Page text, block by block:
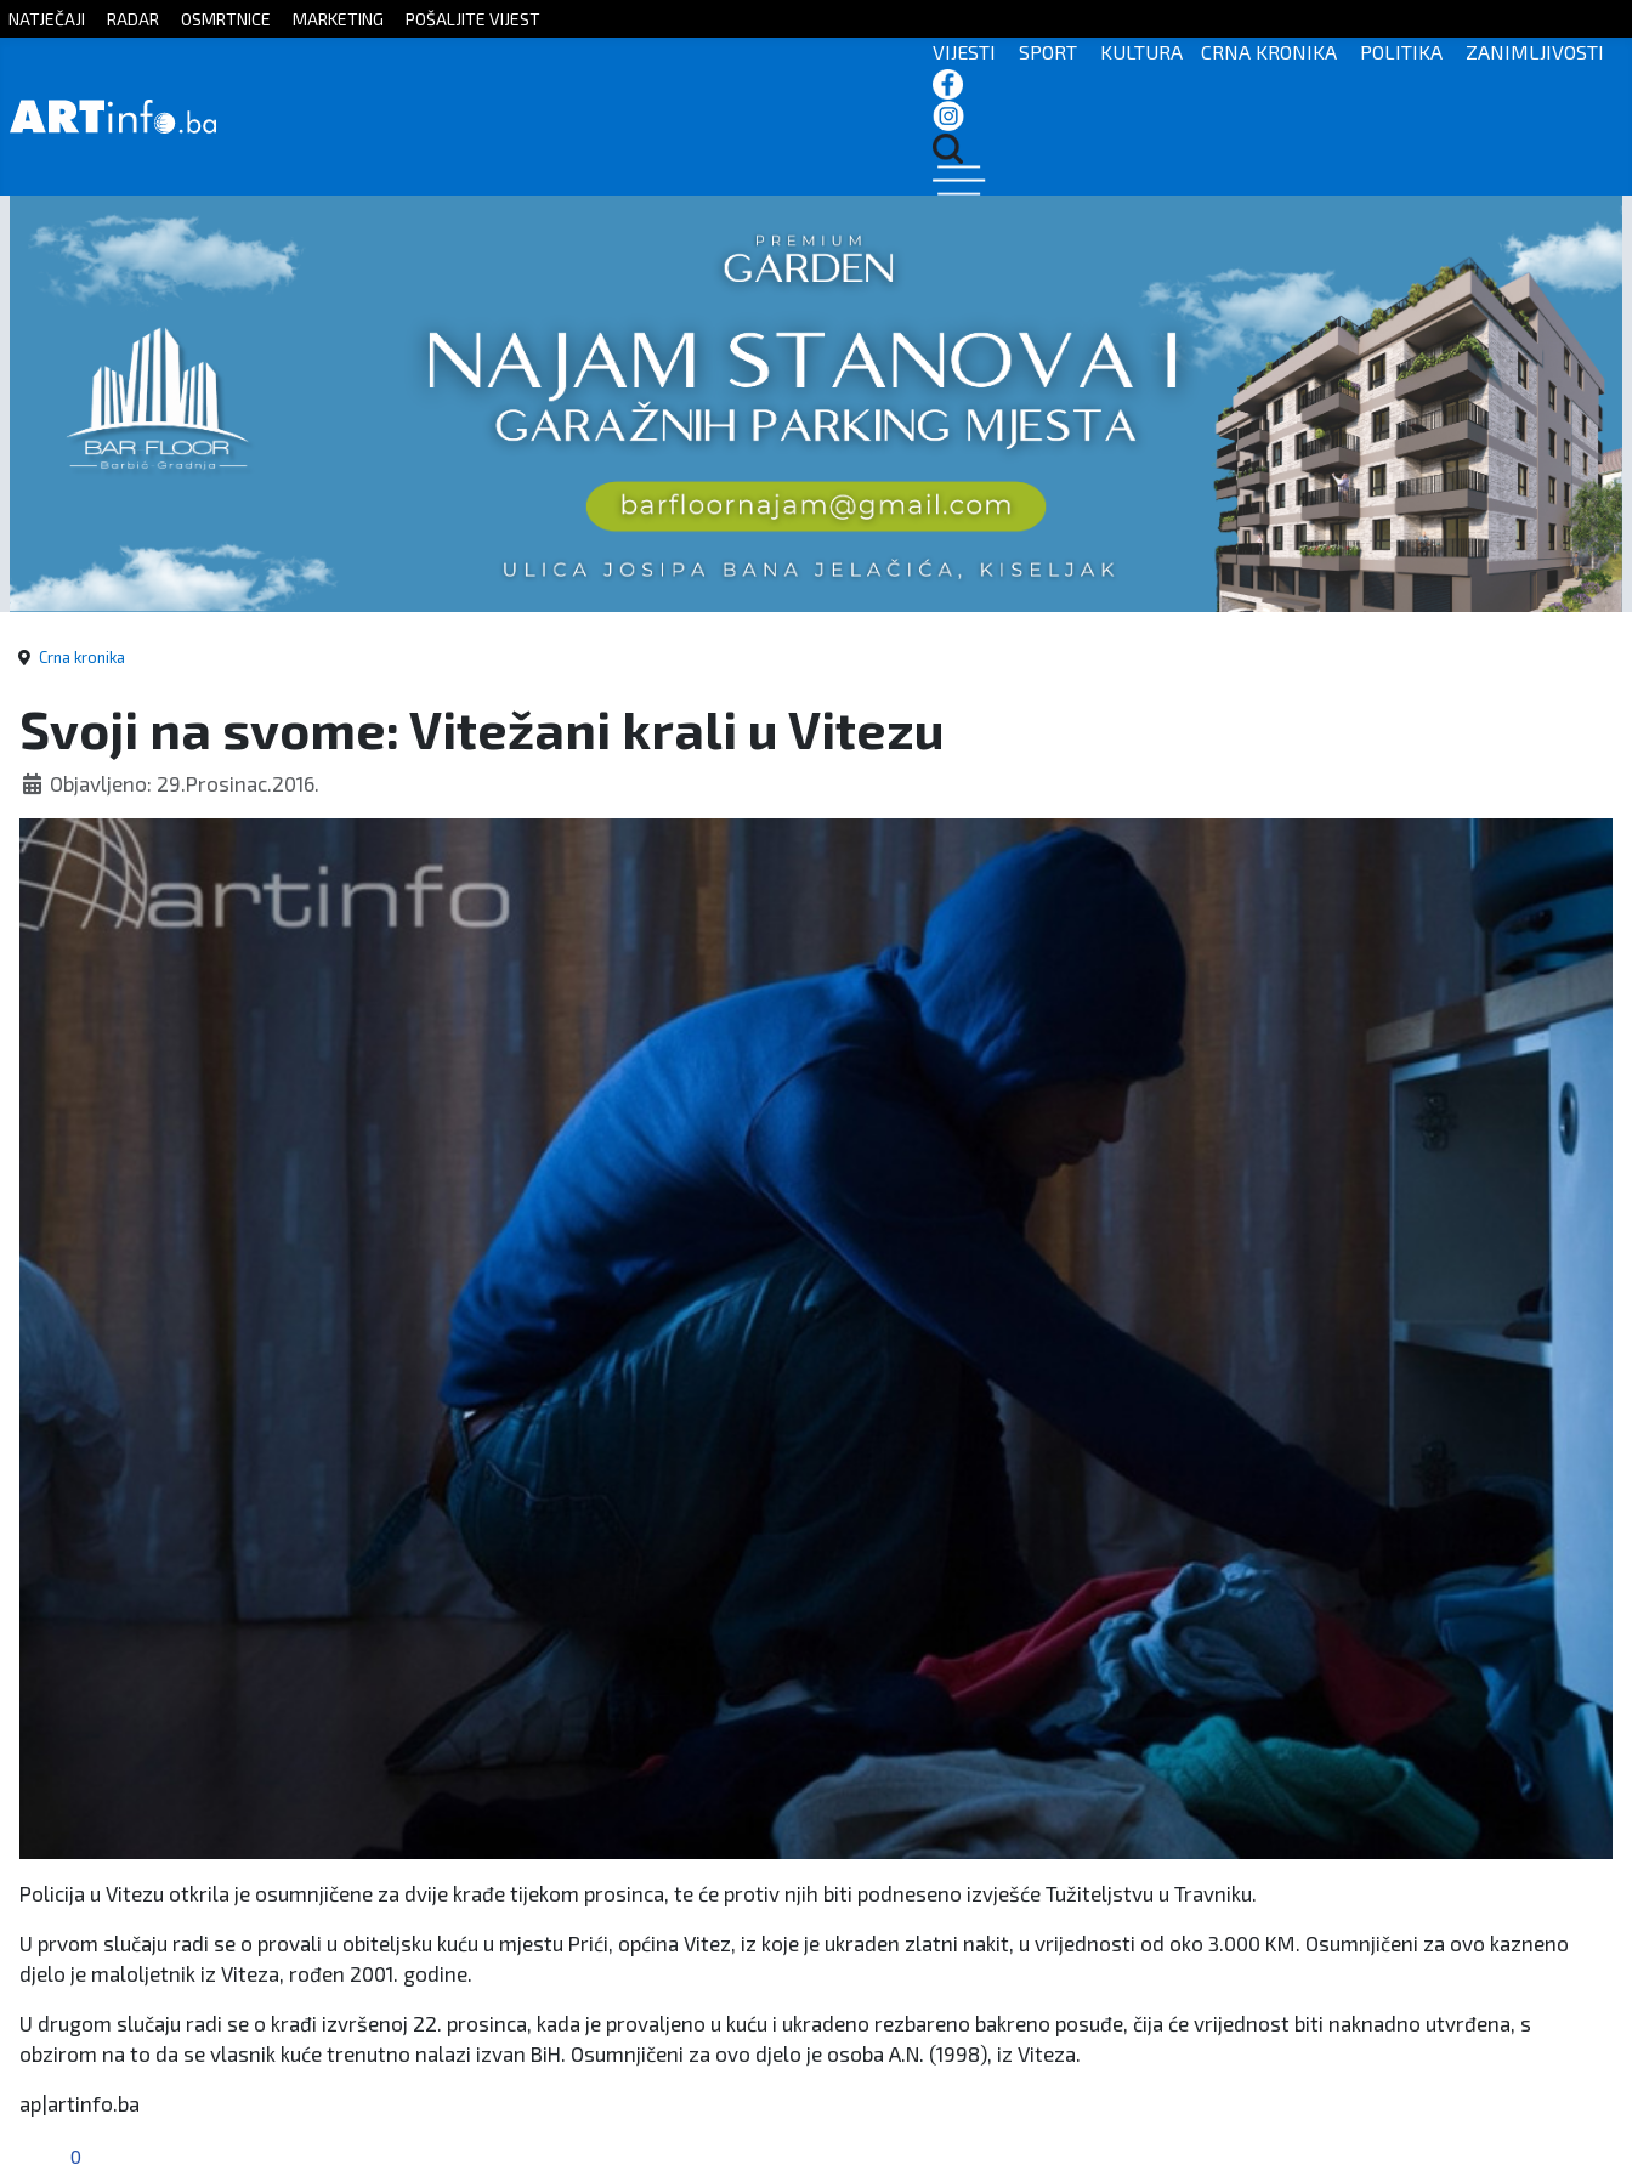
Početna
Sport
Kultura
Crna
kronika
Politika
NATJEČAJI RADAR OSMRTNICE MARKETING POŠALJITE VIJEST
VIJESTI SPORT KULTURA CRNA KRONIKA POLITIKA ZANIMLJIVOSTI
Crna kronika
Svoji na svome: Vitežani krali u Vitezu
Objavljeno: 29.Prosinac.2016.
Policija u Vitezu otkrila je osumnjičene za dvije krađe tijekom prosinca, te će protiv njih biti podneseno izvješće Tužiteljstvu u Travniku.
U prvom slučaju radi se o provali u obiteljsku kuću u mjestu Prići, općina Vitez, iz koje je ukraden zlatni nakit, u vrijednosti od oko 3.000 KM. Osumnjičeni za ovo kazneno
djelo je maloljetnik iz Viteza, rođen 2001. godine.
U drugom slučaju radi se o krađi izvršenoj 22. prosinca, kada je provaljeno u kuću i ukradeno rezbareno bakreno posuđe, čija će vrijednost biti naknadno utvrđena, s
obzirom na to da se vlasnik kuće trenutno nalazi izvan BiH. Osumnjičeni za ovo djelo je osoba A.N. (1998), iz Viteza.
ap|artinfo.ba
0